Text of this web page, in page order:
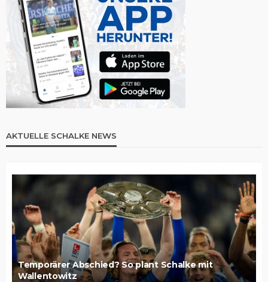
AKTUELLE SCHALKE NEWS
Temporärer Abschied? So plant Schalke mit
Wallentowitz